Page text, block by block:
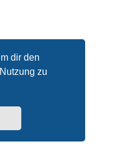
dir den
zu